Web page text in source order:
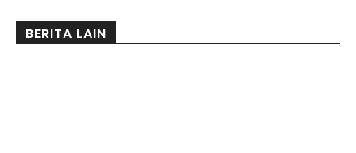
BERITA LAIN